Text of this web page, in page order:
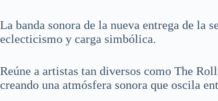
La banda sonora de la nueva entrega de la
eclecticismo y carga simbólica.
Reúne a artistas tan diversos como The
creando una atmósfera sonora que oscila